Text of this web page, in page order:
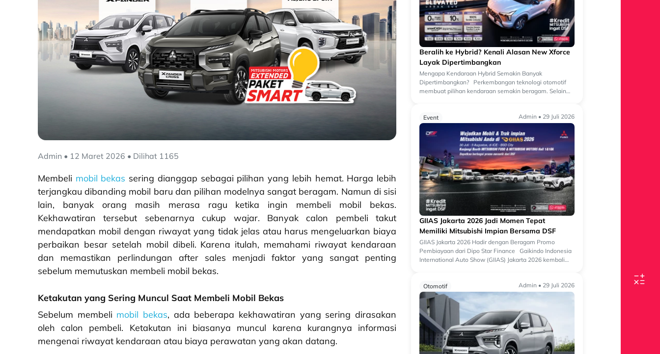
Admin • 12 Maret 2026 • Dilihat 1165
Membeli mobil bekas sering dianggap sebagai pilihan yang lebih hemat. Harga lebih
terjangkau dibanding mobil baru dan pilihan modelnya sangat beragam. Namun di sisi
lain, banyak orang masih merasa ragu ketika ingin membeli mobil bekas.
Kekhawatiran tersebut sebenarnya cukup wajar. Banyak calon pembeli takut
mendapatkan mobil dengan riwayat yang tidak jelas atau harus mengeluarkan biaya
perbaikan besar setelah mobil dibeli. Karena itulah, memahami riwayat kendaraan
dan memastikan perlindungan after sales menjadi faktor yang sangat penting
sebelum memutuskan membeli mobil bekas.
Ketakutan yang Sering Muncul Saat Membeli Mobil Bekas
Sebelum membeli mobil bekas, ada beberapa kekhawatiran yang sering dirasakan
oleh calon pembeli. Ketakutan ini biasanya muncul karena kurangnya informasi
mengenai riwayat kendaraan atau biaya perawatan yang akan datang.
Beralih ke Hybrid? Kenali Alasan New Xforce
Layak Dipertimbangkan
Mengapa Kendaraan Hybrid Semakin Banyak
Dipertimbangkan? Perkembangan teknologi otomotif
membuat pilihan kendaraan semakin beragam. Selain
Event
Admin • 29 Juli 2026
GIIAS Jakarta 2026 Jadi Momen Tepat
Memiliki Mitsubishi Impian Bersama DSF
GIIAS Jakarta 2026 Hadir dengan Beragam Promo
Pembiayaan dari Dipo Star Finance Gaikindo Indonesia
International Auto Show (GIIAS) Jakarta 2026 kembali
Otomotif Admin • 29 Juli 2026